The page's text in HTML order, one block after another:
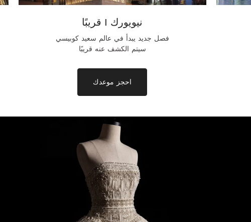
نيويورك | قريبًا
فصل جديد يبدأ في عالم سعيد كوبيسي
سيتم الكشف عنه قريبًا
احجز موعدك